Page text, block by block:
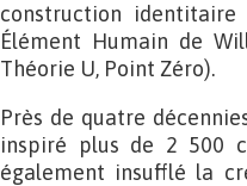
construction
Élément Humain de
Théorie U, Point Zéro).
Près de quatre
inspiré plus de 2 500
également insufflé la